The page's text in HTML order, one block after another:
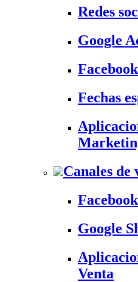
Redes
Google
Fechas
Canales de
Google
Venta